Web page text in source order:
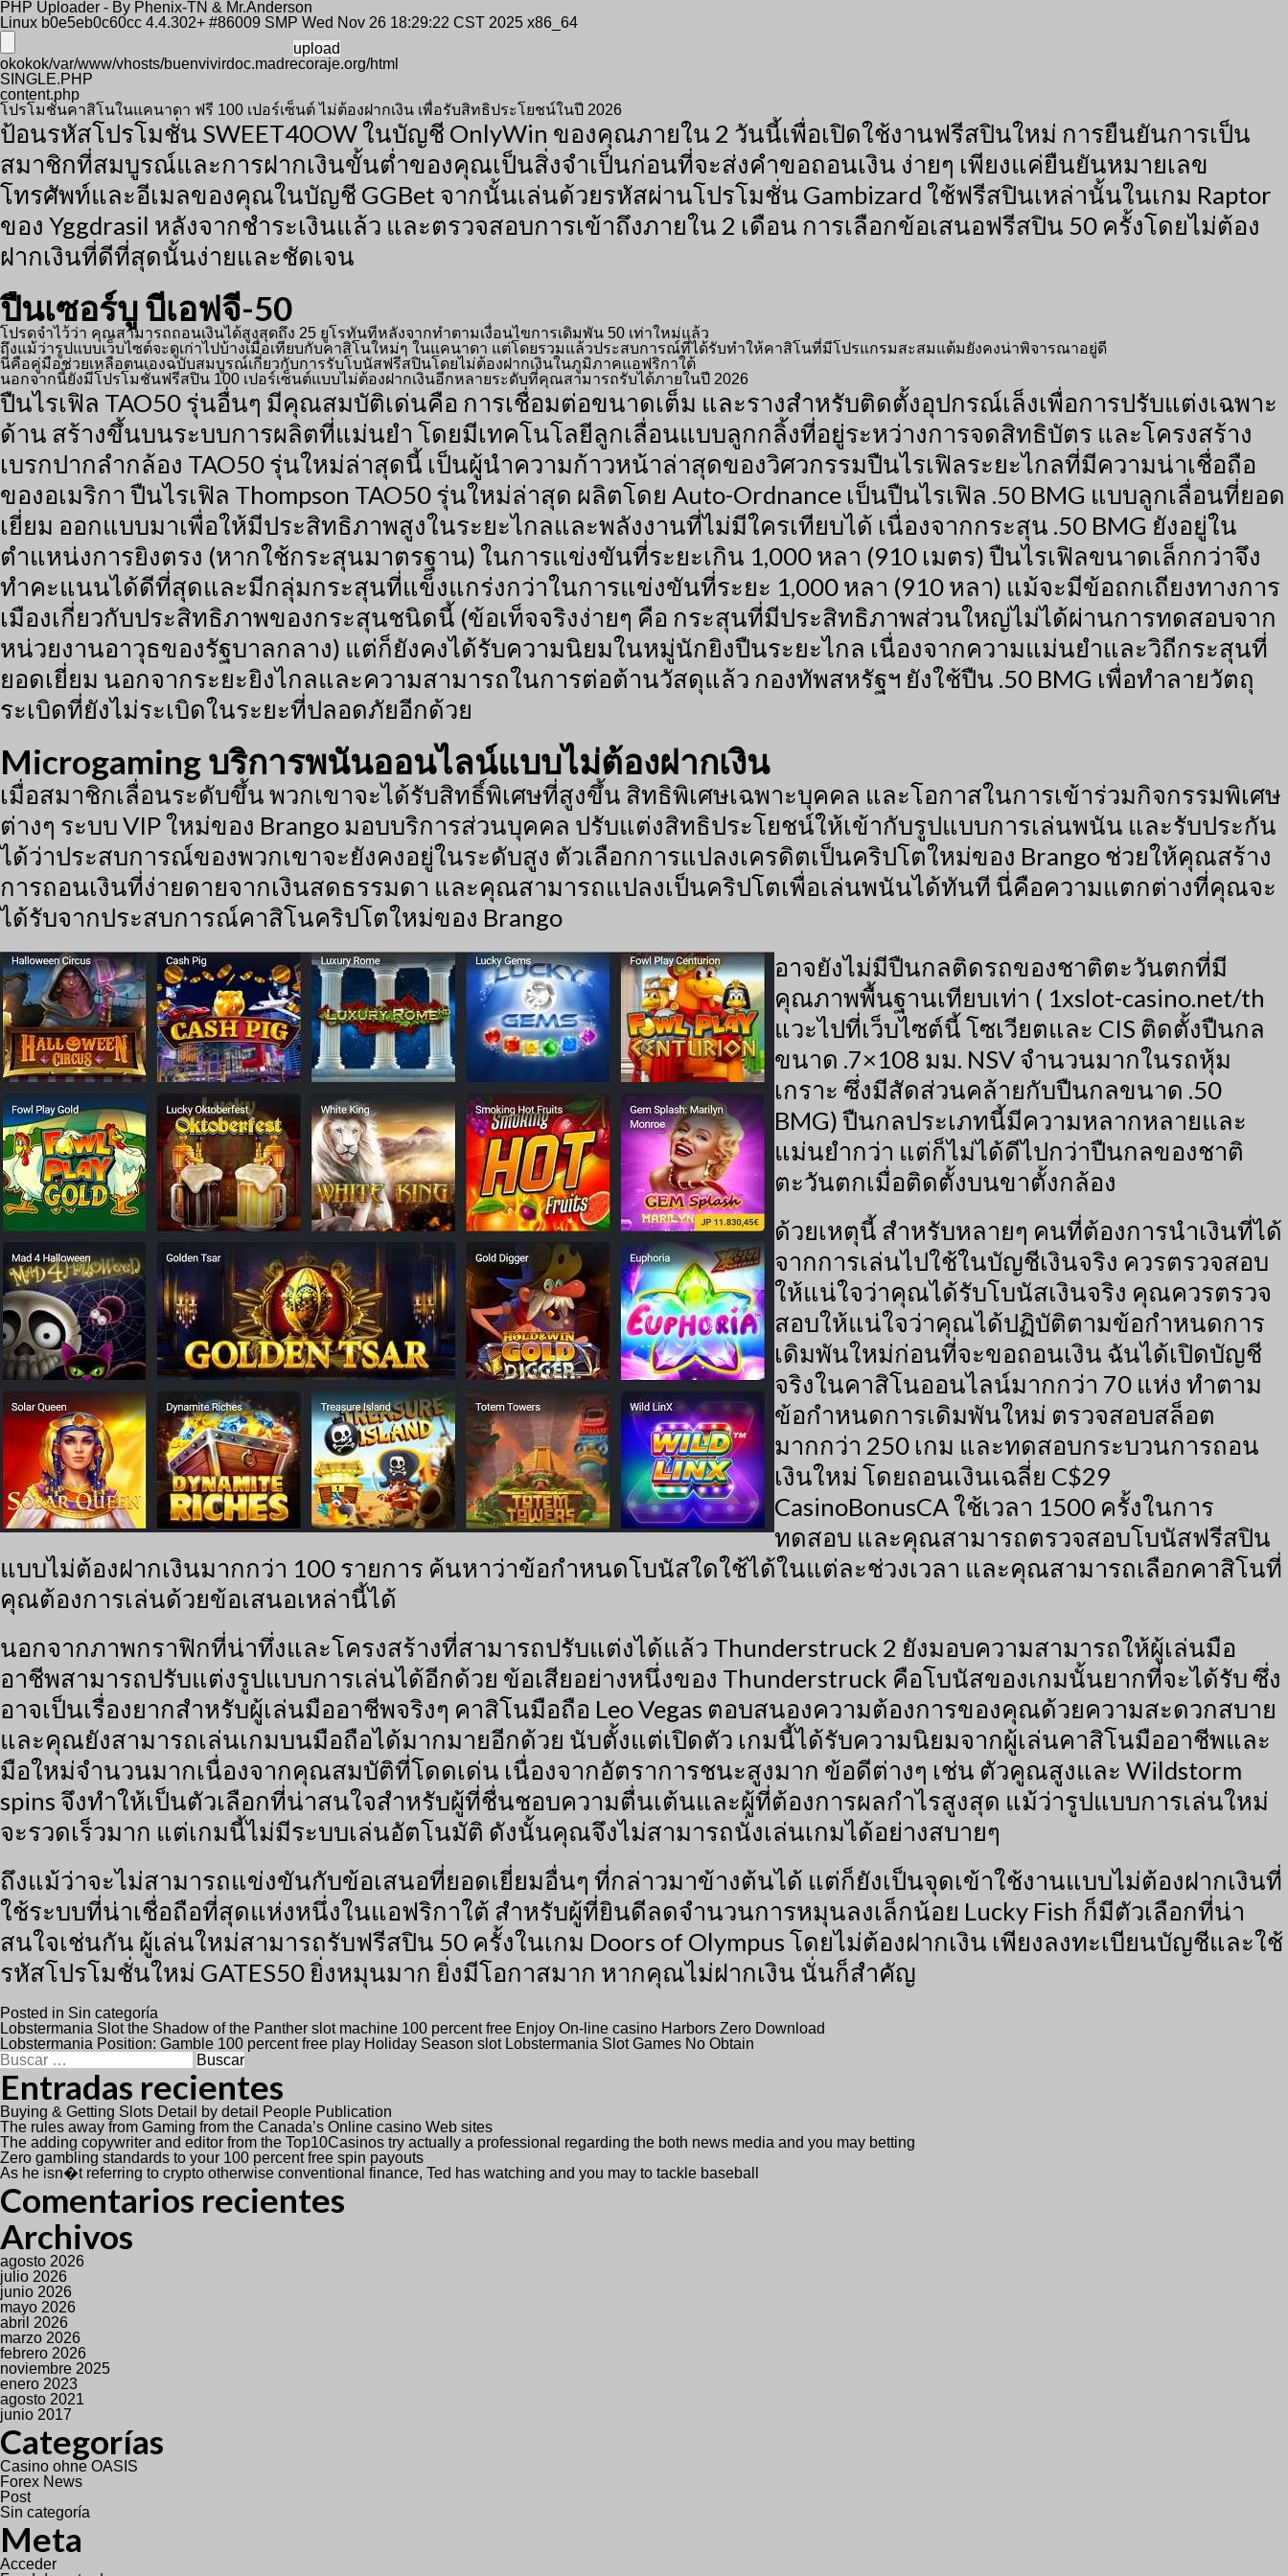
PHP Uploader - By Phenix-TN & Mr.Anderson
Linux b0e5eb0c60cc 4.4.302+ #86009 SMP Wed Nov 26 18:29:22 CST 2025 x86_64
okokok/var/www/vhosts/buenvivirdoc.madrecoraje.org/html
SINGLE.PHP
content.php
โปรโมชั่นคาสิโนในแคนาดา ฟรี 100 เปอร์เซ็นต์ ไม่ต้องฝากเงิน เพื่อรับสิทธิประโยชน์ในปี 2026
ป้อนรหัสโปรโมชั่น SWEET40OW ในบัญชี OnlyWin ของคุณภายใน 2 วันนี้เพื่อเปิดใช้งานฟรีสปินใหม่ การยืนยันการเป็น
สมาชิกที่สมบูรณ์และการฝากเงินขั้นต่ำของคุณเป็นสิ่งจำเป็นก่อนที่จะส่งคำขอถอนเงิน ง่ายๆ เพียงแค่ยืนยันหมายเลข
โทรศัพท์และอีเมลของคุณในบัญชี GGBet จากนั้นเล่นด้วยรหัสผ่านโปรโมชั่น Gambizard ใช้ฟรีสปินเหล่านั้นในเกม Raptor
ของ Yggdrasil หลังจากชำระเงินแล้ว และตรวจสอบการเข้าถึงภายใน 2 เดือน การเลือกข้อเสนอฟรีสปิน 50 ครั้งโดยไม่ต้อง
ฝากเงินที่ดีที่สุดนั้นง่ายและชัดเจน
ปืนเซอร์บู บีเอฟจี-50
โปรดจำไว้ว่า คุณสามารถถอนเงินได้สูงสุดถึง 25 ยูโรทันทีหลังจากทำตามเงื่อนไขการเดิมพัน 50 เท่าใหม่แล้ว
ถึงแม้ว่ารูปแบบเว็บไซต์จะดูเก่าไปบ้างเมื่อเทียบกับคาสิโนใหม่ๆ ในแคนาดา แต่โดยรวมแล้วประสบการณ์ที่ได้รับทำให้คาสิโนที่มีโปรแกรมสะสมแต้มยังคงน่าพิจารณาอยู่ดี
นี่คือคู่มือช่วยเหลือตนเองฉบับสมบูรณ์เกี่ยวกับการรับโบนัสฟรีสปินโดยไม่ต้องฝากเงินในภูมิภาคแอฟริกาใต้
นอกจากนี้ยังมีโปรโมชั่นฟรีสปิน 100 เปอร์เซ็นต์แบบไม่ต้องฝากเงินอีกหลายระดับที่คุณสามารถรับได้ภายในปี 2026
ปืนไรเฟิล TAO50 รุ่นอื่นๆ มีคุณสมบัติเด่นคือ การเชื่อมต่อขนาดเต็ม และรางสำหรับติดตั้งอุปกรณ์เล็งเพื่อการปรับแต่งเฉพาะ
ด้าน สร้างขึ้นบนระบบการผลิตที่แม่นยำ โดยมีเทคโนโลยีลูกเลื่อนแบบลูกกลิ้งที่อยู่ระหว่างการจดสิทธิบัตร และโครงสร้าง
เบรกปากลำกล้อง TAO50 รุ่นใหม่ล่าสุดนี้ เป็นผู้นำความก้าวหน้าล่าสุดของวิศวกรรมปืนไรเฟิลระยะไกลที่มีความน่าเชื่อถือ
ของอเมริกา ปืนไรเฟิล Thompson TAO50 รุ่นใหม่ล่าสุด ผลิตโดย Auto-Ordnance เป็นปืนไรเฟิล .50 BMG แบบลูกเลื่อนที่ยอด
เยี่ยม ออกแบบมาเพื่อให้มีประสิทธิภาพสูงในระยะไกลและพลังงานที่ไม่มีใครเทียบได้ เนื่องจากกระสุน .50 BMG ยังอยู่ใน
ตำแหน่งการยิงตรง (หากใช้กระสุนมาตรฐาน) ในการแข่งขันที่ระยะเกิน 1,000 หลา (910 เมตร) ปืนไรเฟิลขนาดเล็กกว่าจึง
ทำคะแนนได้ดีที่สุดและมีกลุ่มกระสุนที่แข็งแกร่งกว่าในการแข่งขันที่ระยะ 1,000 หลา (910 หลา) แม้จะมีข้อถกเถียงทางการ
เมืองเกี่ยวกับประสิทธิภาพของกระสุนชนิดนี้ (ข้อเท็จจริงง่ายๆ คือ กระสุนที่มีประสิทธิภาพส่วนใหญ่ไม่ได้ผ่านการทดสอบจาก
หน่วยงานอาวุธของรัฐบาลกลาง) แต่ก็ยังคงได้รับความนิยมในหมู่นักยิงปืนระยะไกล เนื่องจากความแม่นยำและวิถีกระสุนที่
ยอดเยี่ยม นอกจากระยะยิงไกลและความสามารถในการต่อต้านวัสดุแล้ว กองทัพสหรัฐฯ ยังใช้ปืน .50 BMG เพื่อทำลายวัตถุ
ระเบิดที่ยังไม่ระเบิดในระยะที่ปลอดภัยอีกด้วย
Microgaming บริการพนันออนไลน์แบบไม่ต้องฝากเงิน
เมื่อสมาชิกเลื่อนระดับขึ้น พวกเขาจะได้รับสิทธิ์พิเศษที่สูงขึ้น สิทธิพิเศษเฉพาะบุคคล และโอกาสในการเข้าร่วมกิจกรรมพิเศษ
ต่างๆ ระบบ VIP ใหม่ของ Brango มอบบริการส่วนบุคคล ปรับแต่งสิทธิประโยชน์ให้เข้ากับรูปแบบการเล่นพนัน และรับประกัน
ได้ว่าประสบการณ์ของพวกเขาจะยังคงอยู่ในระดับสูง ตัวเลือกการแปลงเครดิตเป็นคริปโตใหม่ของ Brango ช่วยให้คุณสร้าง
การถอนเงินที่ง่ายดายจากเงินสดธรรมดา และคุณสามารถแปลงเป็นคริปโตเพื่อเล่นพนันได้ทันที นี่คือความแตกต่างที่คุณจะ
ได้รับจากประสบการณ์คาสิโนคริปโตใหม่ของ Brango
อาจยังไม่มีปืนกลติดรถของชาติตะวันตกที่มี
คุณภาพพื้นฐานเทียบเท่า ( 1xslot-casino.net/th
แวะไปที่เว็บไซต์นี้ โซเวียตและ CIS ติดตั้งปืนกล
ขนาด .7×108 มม. NSV จำนวนมากในรถหุ้ม
เกราะ ซึ่งมีสัดส่วนคล้ายกับปืนกลขนาด .50
BMG) ปืนกลประเภทนี้มีความหลากหลายและ
แม่นยำกว่า แต่ก็ไม่ได้ดีไปกว่าปืนกลของชาติ
ตะวันตกเมื่อติดตั้งบนขาตั้งกล้อง
ด้วยเหตุนี้ สำหรับหลายๆ คนที่ต้องการนำเงินที่ได้
จากการเล่นไปใช้ในบัญชีเงินจริง ควรตรวจสอบ
ให้แน่ใจว่าคุณได้รับโบนัสเงินจริง คุณควรตรวจ
สอบให้แน่ใจว่าคุณได้ปฏิบัติตามข้อกำหนดการ
เดิมพันใหม่ก่อนที่จะขอถอนเงิน ฉันได้เปิดบัญชี
จริงในคาสิโนออนไลน์มากกว่า 70 แห่ง ทำตาม
ข้อกำหนดการเดิมพันใหม่ ตรวจสอบสล็อต
มากกว่า 250 เกม และทดสอบกระบวนการถอน
เงินใหม่ โดยถอนเงินเฉลี่ย C$29
CasinoBonusCA ใช้เวลา 1500 ครั้งในการ
ทดสอบ และคุณสามารถตรวจสอบโบนัสฟรีสปิน
แบบไม่ต้องฝากเงินมากกว่า 100 รายการ ค้นหาว่าข้อกำหนดโบนัสใดใช้ได้ในแต่ละช่วงเวลา และคุณสามารถเลือกคาสิโนที่
คุณต้องการเล่นด้วยข้อเสนอเหล่านี้ได้
นอกจากภาพกราฟิกที่น่าทึ่งและโครงสร้างที่สามารถปรับแต่งได้แล้ว Thunderstruck 2 ยังมอบความสามารถให้ผู้เล่นมือ
อาชีพสามารถปรับแต่งรูปแบบการเล่นได้อีกด้วย ข้อเสียอย่างหนึ่งของ Thunderstruck คือโบนัสของเกมนั้นยากที่จะได้รับ ซึ่ง
อาจเป็นเรื่องยากสำหรับผู้เล่นมืออาชีพจริงๆ คาสิโนมือถือ Leo Vegas ตอบสนองความต้องการของคุณด้วยความสะดวกสบาย
และคุณยังสามารถเล่นเกมบนมือถือได้มากมายอีกด้วย นับตั้งแต่เปิดตัว เกมนี้ได้รับความนิยมจากผู้เล่นคาสิโนมืออาชีพและ
มือใหม่จำนวนมากเนื่องจากคุณสมบัติที่โดดเด่น เนื่องจากอัตราการชนะสูงมาก ข้อดีต่างๆ เช่น ตัวคูณสูงและ Wildstorm
spins จึงทำให้เป็นตัวเลือกที่น่าสนใจสำหรับผู้ที่ชื่นชอบความตื่นเต้นและผู้ที่ต้องการผลกำไรสูงสุด แม้ว่ารูปแบบการเล่นใหม่
จะรวดเร็วมาก แต่เกมนี้ไม่มีระบบเล่นอัตโนมัติ ดังนั้นคุณจึงไม่สามารถนั่งเล่นเกมได้อย่างสบายๆ
ถึงแม้ว่าจะไม่สามารถแข่งขันกับข้อเสนอที่ยอดเยี่ยมอื่นๆ ที่กล่าวมาข้างต้นได้ แต่ก็ยังเป็นจุดเข้าใช้งานแบบไม่ต้องฝากเงินที่
ใช้ระบบที่น่าเชื่อถือที่สุดแห่งหนึ่งในแอฟริกาใต้ สำหรับผู้ที่ยินดีลดจำนวนการหมุนลงเล็กน้อย Lucky Fish ก็มีตัวเลือกที่น่า
สนใจเช่นกัน ผู้เล่นใหม่สามารถรับฟรีสปิน 50 ครั้งในเกม Doors of Olympus โดยไม่ต้องฝากเงิน เพียงลงทะเบียนบัญชีและใช้
รหัสโปรโมชั่นใหม่ GATES50 ยิ่งหมุนมาก ยิ่งมีโอกาสมาก หากคุณไม่ฝากเงิน นั่นก็สำคัญ
Posted in Sin categoría
Navegación
de
entradas
Lobstermania Slot the Shadow of the Panther slot machine 100 percent free Enjoy On-line casino Harbors Zero Download
Lobstermania Position: Gamble 100 percent free play Holiday Season slot Lobstermania Slot Games No Obtain
Buscar:
Entradas recientes
Buying & Getting Slots Detail by detail People Publication
The rules away from Gaming from the Canada’s Online casino Web sites
The adding copywriter and editor from the Top10Casinos try actually a professional regarding the both news media and you may betting
Zero gambling standards to your 100 percent free spin payouts
As he isn�t referring to crypto otherwise conventional finance, Ted has watching and you may to tackle baseball
Comentarios recientes
Archivos
agosto 2026
julio 2026
junio 2026
mayo 2026
abril 2026
marzo 2026
febrero 2026
noviembre 2025
enero 2023
agosto 2021
junio 2017
Categorías
Casino ohne OASIS
Forex News
Post
Sin categoría
Meta
Acceder